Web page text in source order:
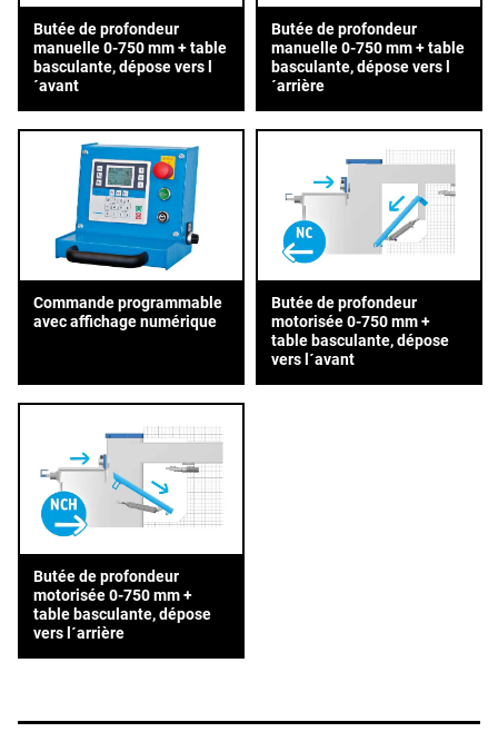
Butée de profondeur
manuelle 0-750 mm + table
basculante, dépose vers l
´avant
Butée de profondeur
manuelle 0-750 mm + table
basculante, dépose vers l
´arrière
Commande programmable
avec affichage numérique
Butée de profondeur
motorisée 0-750 mm +
table basculante, dépose
vers l´avant
Butée de profondeur
motorisée 0-750 mm +
table basculante, dépose
vers l´arrière